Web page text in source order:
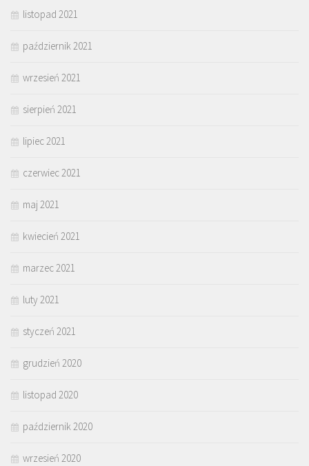
listopad 2021
październik 2021
wrzesień 2021
sierpień 2021
lipiec 2021
czerwiec 2021
maj 2021
kwiecień 2021
marzec 2021
luty 2021
styczeń 2021
grudzień 2020
listopad 2020
październik 2020
wrzesień 2020